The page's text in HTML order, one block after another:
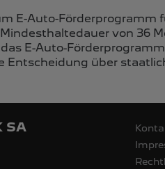
E-Auto-
von 36
E-Auto-
Entscheidung über
SA